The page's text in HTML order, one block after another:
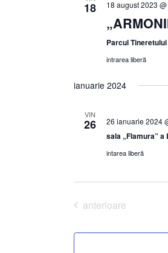
18 18 august 2023
Parcul Tineretului
intrarea liberă
ianuarie 2024
VIN
26 26 ianuarie 2024
sala „Flamura”
intarea liberă
Evenimente
anterioare